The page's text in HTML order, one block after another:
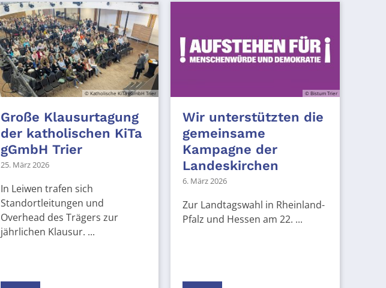
© Katholische KiTa gGmbH Trier
Große Klausurtagung
der katholischen KiTa
gGmbH Trier
25. März 2026
In Leiwen trafen sich
Standortleitungen und
Overhead des Trägers zur
jährlichen Klausur. ...
© Bistum Trier
Wir unterstützten die
gemeinsame
Kampagne der
Landeskirchen
6. März 2026
Zur Landtagswahl in Rheinland-
Pfalz und Hessen am 22. ...